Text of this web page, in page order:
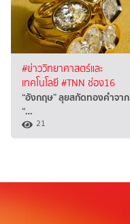
#ข่าววิทยาศาสตร์และ
เทคโนโลยี#TNN ช่อง16
“อังกฤษ” ลุยสกัดทองคำจาก
“…
21